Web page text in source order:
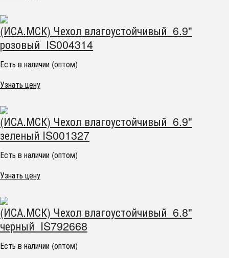
(ИСА.МСК) Чехол влагоустойчивый 6.9"
розовый IS004314
Есть в наличии (оптом)
Узнать цену
(ИСА.МСК) Чехол влагоустойчивый 6.9"
зеленый IS001327
Есть в наличии (оптом)
Узнать цену
(ИСА.МСК) Чехол влагоустойчивый 6.8"
черный IS792668
Есть в наличии (оптом)